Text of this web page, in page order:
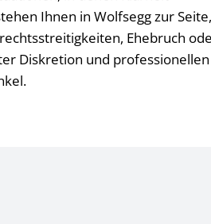
Ihnen in Wolfsegg zur Seite,
Ehebruch
Diskretion und professionellen